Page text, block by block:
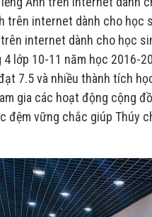
trên internet dành cho học
internet dành cho học
lớp 10-11 năm học 2016-
7.5 và nhiều thành tích
gia các hoạt động cộng
vững chắc giúp Thúy